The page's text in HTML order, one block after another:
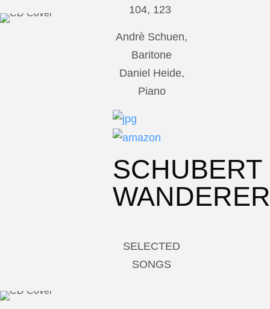
104, 123
Andrè Schuen,
Baritone
Daniel Heide,
Piano
SCHUBERT
WANDERER
SELECTED
SONGS